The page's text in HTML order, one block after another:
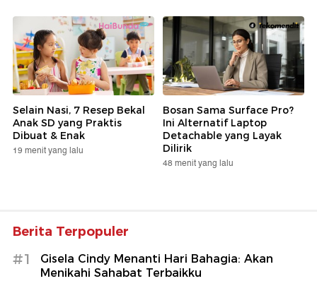
Selain Nasi, 7 Resep Bekal
Anak SD yang Praktis
Dibuat & Enak
19 menit yang lalu
Bosan Sama Surface Pro?
Ini Alternatif Laptop
Detachable yang Layak
Dilirik
48 menit yang lalu
Berita Terpopuler
#1
Gisela Cindy Menanti Hari Bahagia: Akan
Menikahi Sahabat Terbaikku